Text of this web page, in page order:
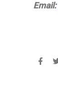
Email: